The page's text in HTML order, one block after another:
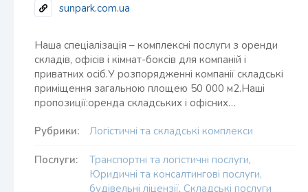
sunpark.com.ua
Наша спеціалізація – комплексні послуги з оренди
складів, офісів і кімнат-боксів для компаній і
приватних осіб.У розпорядженні компанії складські
приміщення загальною площею 50 000 м2.Наші
пропозиції:оренда складських і офісних…
Рубрики: Логістичні та складські комплекси
Послуги: Транспортні та логістичні послуги,
Юридичні та консалтингові послуги,
будівельні ліцензії, Складські послуги